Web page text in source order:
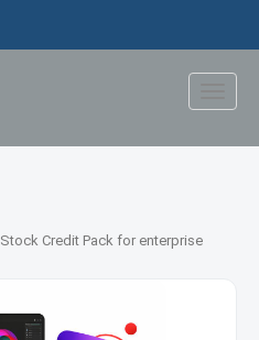
Stock Credit Pack for enterprise